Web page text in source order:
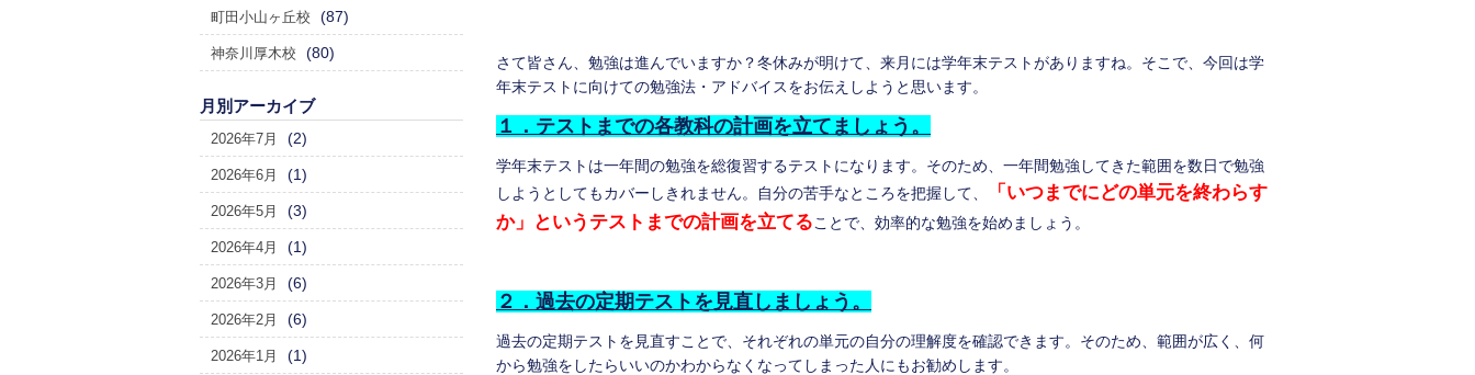
さて皆さん、勉強は進んでいますか？冬休みが明けて、来月には学年末テストがありますね。そこで、今回は学
年末テストに向けての勉強法・アドバイスをお伝えしようと思います。
１．テストまでの各教科の計画を立てましょう。
学年末テストは一年間の勉強を総復習するテストになります。そのため、一年間勉強してきた範囲を数日で勉強
しようとしてもカバーしきれません。自分の苦手なところを把握して、
「いつまでにどの単元を終わらす
か」というテストまでの計画を立てることで、効率的な勉強を始めましょう。
２．過去の定期テストを見直しましょう。
過去の定期テストを見直すことで、それぞれの単元の自分の理解度を確認できます。そのため、範囲が広く、何
から勉強をしたらいいのかわからなくなってしまった人にもお勧めします。
町田小山ヶ丘校 (87)
神奈川厚木校 (80)
月別アーカイブ
2026年7月 (2)
2026年6月 (1)
2026年5月 (3)
2026年4月 (1)
2026年3月 (6)
2026年2月 (6)
2026年1月 (1)